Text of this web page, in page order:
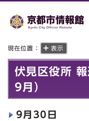
現在位置： 表示
伏見区役所
9月）
9月30日